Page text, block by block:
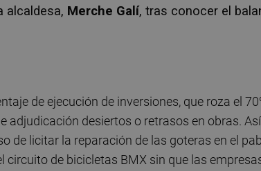
alcaldesa, Merche Galí, tras conocer el
de ejecución de inversiones, que roza el
desiertos o retrasos en obras.
licitar la reparación de las goteras en el
circuito de bicicletas BMX sin que las